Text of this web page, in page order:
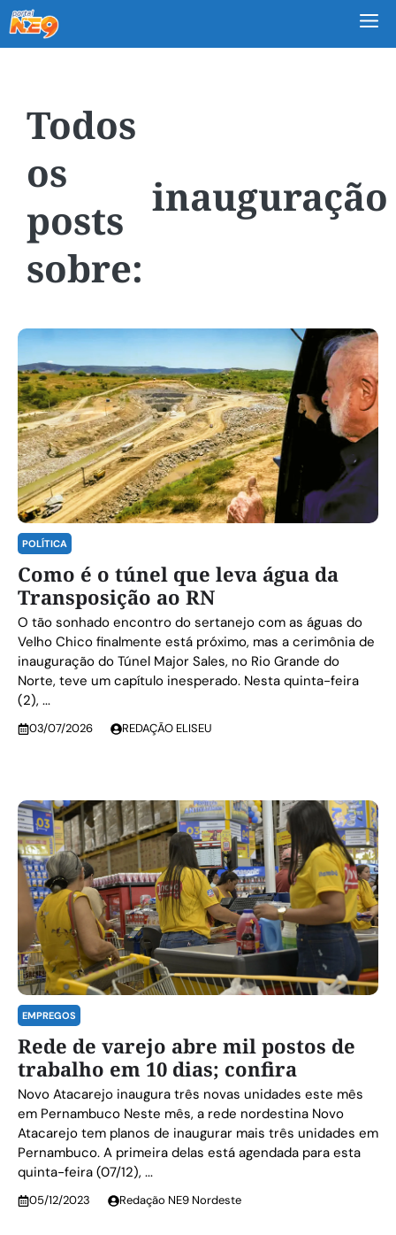
inauguração
POLÍTICA
Como é o túnel que leva água da
Transposição ao RN
O tão sonhado encontro do sertanejo com as águas do
Velho Chico finalmente está próximo, mas a cerimônia de
inauguração do Túnel Major Sales, no Rio Grande do
Norte, teve um capítulo inesperado. Nesta quinta-feira
(2), ...
03/07/2026 REDAÇÃO ELISEU
EMPREGOS
Rede de varejo abre mil postos de
trabalho em 10 dias; confira
Novo Atacarejo inaugura três novas unidades este mês
em Pernambuco Neste mês, a rede nordestina Novo
Atacarejo tem planos de inaugurar mais três unidades em
Pernambuco. A primeira delas está agendada para esta
quinta-feira (07/12), ...
05/12/2023 Redação NE9 Nordeste